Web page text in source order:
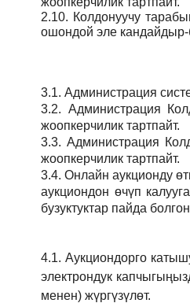
2.10. Колдонуучу
ошондой эле кандайдыр-
3.1. Администрация
3.2. Администрация
жоопкерчилик тартпайт.
3.3.Администрация
жоопкерчилик тартпайт.
3.4.Онлайн аукционду
аукциондон өчүп
бузуктуктар пайда
4.1. Аукциондорго
электрондук
менен) жүргүзүлөт.